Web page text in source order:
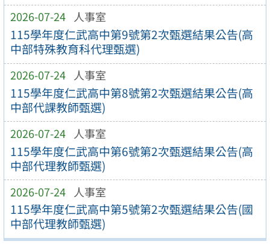
2026-07-24 人事室
115學年度仁武高中第9號第2次甄選結果公告(高
中部特殊教育科代理甄選)
2026-07-24 人事室
115學年度仁武高中第8號第2次甄選結果公告(高
中部代課教師甄選)
2026-07-24 人事室
115學年度仁武高中第6號第2次甄選結果公告(高
中部代理教師甄選)
2026-07-24 人事室
115學年度仁武高中第5號第2次甄選結果公告(國
中部代理教師甄選)